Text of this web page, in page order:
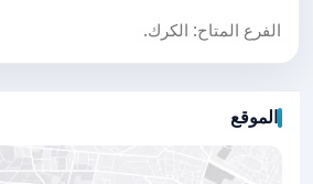
الفرع المتاح: الكرك.
الموقع